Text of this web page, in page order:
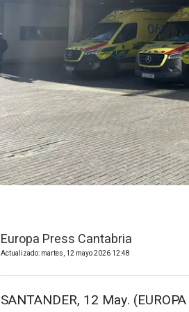
Europa Press Cantabria
Actualizado: martes, 12 mayo 2026 12:48
SANTANDER, 12 May.